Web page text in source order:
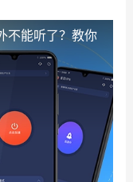
不能听了？教你